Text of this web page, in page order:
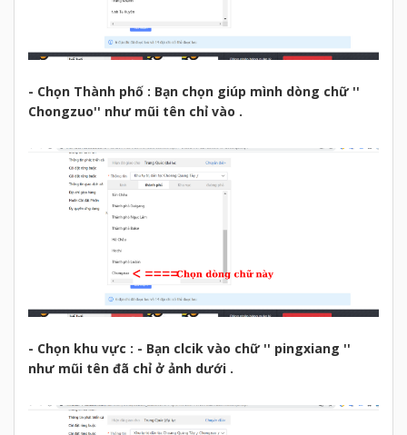
​- Chọn Thành phố : Bạn chọn giúp mình dòng chữ ''
Chongzuo'' như mũi tên chỉ vào .
- Chọn khu vực : - Bạn clcik vào chữ '' pingxiang ''
như mũi tên đã chỉ ở ảnh dưới .